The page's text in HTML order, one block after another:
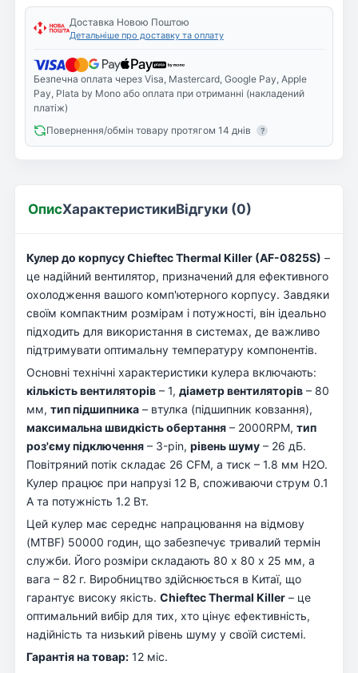
Доставка Новою Поштою
Детальніше про доставку та оплату
Безпечна оплата через Visa, Mastercard, Google Pay, Apple
Pay, Plata by Mono або оплата при отриманні (накладений
платіж)
Повернення/обмін товару протягом 14 днів
?
ОписХарактеристикиВідгуки (0)
Кулер до корпусу Chieftec Thermal Killer (AF-0825S) –
це надійний вентилятор, призначений для ефективного
охолодження вашого комп'ютерного корпусу. Завдяки
своїм компактним розмірам і потужності, він ідеально
підходить для використання в системах, де важливо
підтримувати оптимальну температуру компонентів.
Основні технічні характеристики кулера включають:
кількість вентиляторів – 1, діаметр вентиляторів – 80
мм, тип підшипника – втулка (підшипник ковзання),
максимальна швидкість обертання – 2000RPM, тип
роз'єму підключення – 3-pin, рівень шуму – 26 дБ.
Повітряний потік складає 26 CFM, а тиск – 1.8 мм H2O.
Кулер працює при напрузі 12 В, споживаючи струм 0.1
А та потужність 1.2 Вт.
Цей кулер має середнє напрацювання на відмову
(MTBF) 50000 годин, що забезпечує тривалий термін
служби. Його розміри складають 80 х 80 х 25 мм, а
вага – 82 г. Виробництво здійснюється в Китаї, що
гарантує високу якість. Chieftec Thermal Killer – це
оптимальний вибір для тих, хто цінує ефективність,
надійність та низький рівень шуму у своїй системі.
Гарантія на товар: 12 міс.